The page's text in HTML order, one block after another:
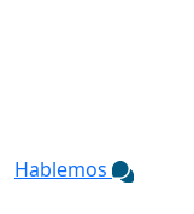
Hablemos